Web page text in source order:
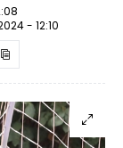
- 12:10